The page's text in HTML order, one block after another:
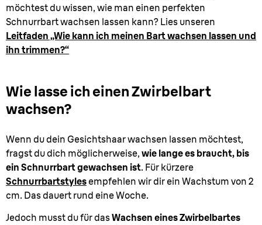
möchtest du wissen, wie man einen perfekten
Schnurrbart wachsen lassen kann? Lies unseren
Leitfaden „Wie kann ich meinen Bart wachsen lassen und
ihn trimmen?“
Wie lasse ich einen Zwirbelbart
wachsen?
Wenn du dein Gesichtshaar wachsen lassen möchtest,
fragst du dich möglicherweise, wie lange es braucht, bis
ein Schnurrbart gewachsen ist. Für kürzere
Schnurrbartstylesempfehlen wir dir ein Wachstum von 2
cm. Das dauert rund eine Woche.
Jedoch musst du für dasWachsen eines Zwirbelbartes